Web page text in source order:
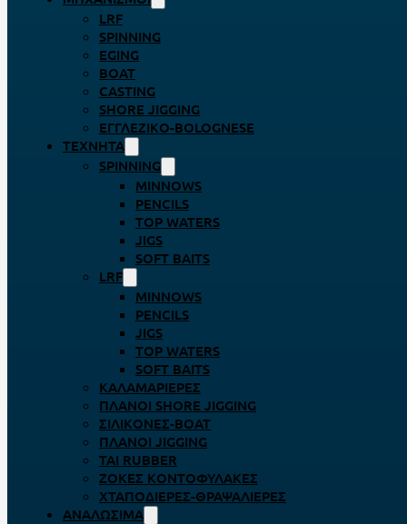
LRF
SPINNING
EGING
BOAT
CASTING
SHORE JIGGING
ΕΓΓΛΈΖΙΚΟ-BOLOGNESE
ΤΕΧΝΗΤΆ
SPINNING
MINNOWS
PENCILS
TOP WATERS
JIGS
SOFT BAITS
LRF
MINNOWS
PENCILS
JIGS
TOP WATERS
SOFT BAITS
ΚΑΛΑΜΑΡΙΈΡΕΣ
ΠΛΆΝΟΙ SHORE JIGGING
ΣΙΛΙΚΌΝΕΣ-BOAT
ΠΛΆΝΟΙ JIGGING
TAI RUBBER
ΖΌΚΕΣ ΚΟΝΤΟΦΎΛΑΚΕΣ
ΧΤΑΠΟΔΙΈΡΕΣ-ΘΡΑΨΑΛΙΈΡΕΣ
ΑΝΑΛΏΣΙΜΑ